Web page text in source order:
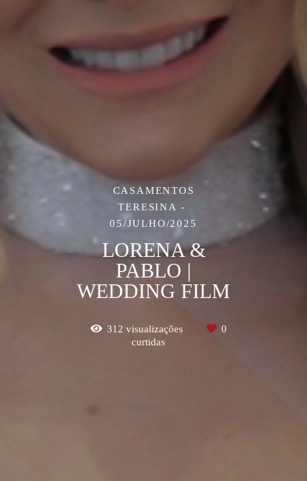
CASAMENTOS
TERESINA
05/JULHO/2025
LORENA &
PABLO |
WEDDING FILM
312 visualizações
0
curtidas